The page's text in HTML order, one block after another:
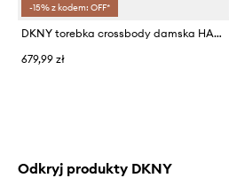
-15% z kodem: OFF*
DKNY torebka crossbody damska HADLEE
679,99 zł
Odkryj produkty DKNY